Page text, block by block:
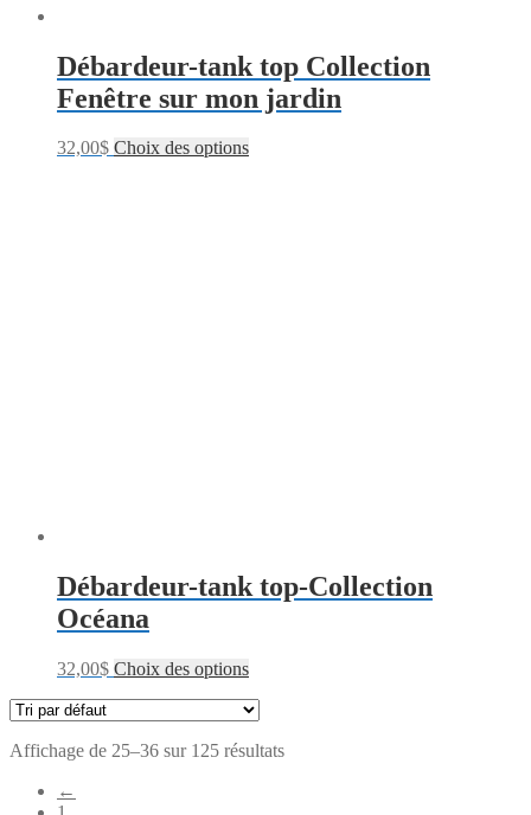
Débardeur-tank top Collection
Fenêtre sur mon jardin
32,00$ Choix des options
Débardeur-tank top-Collection
Océana
32,00$ Choix des options
Affichage de 25–36 sur 125 résultats
←